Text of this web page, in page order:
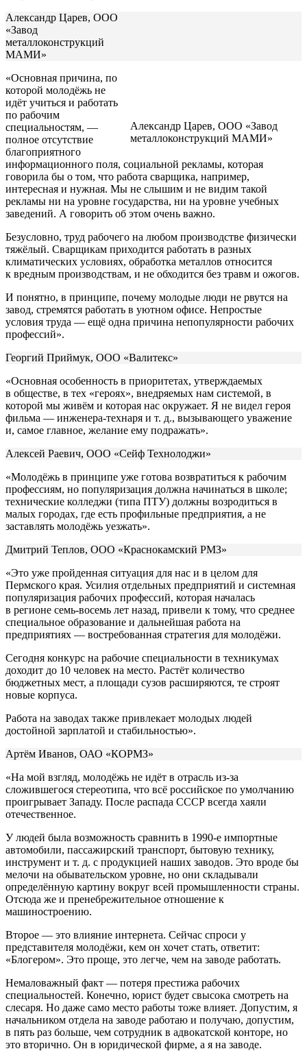
Александр Царев, ООО «Завод
металлоконструкций МАМИ»
Александр Царев, ООО
«Завод
металлоконструкций
МАМИ»
«Основная причина, по
которой молодёжь не
идёт учиться и работать
по рабочим
специальностям, —
полное отсутствие
благоприятного
информационного поля, социальной рекламы, которая
говорила бы о том, что работа сварщика, например,
интересная и нужная. Мы не слышим и не видим такой
рекламы ни на уровне государства, ни на уровне учебных
заведений. А говорить об этом очень важно.
Безусловно, труд рабочего на любом производстве физически
тяжёлый. Сварщикам приходится работать в разных
климатических условиях, обработка металлов относится
к вредным производствам, и не обходится без травм и ожогов.
И понятно, в принципе, почему молодые люди не рвутся на
завод, стремятся работать в уютном офисе. Непростые
условия труда — ещё одна причина непопулярности рабочих
профессий».
Георгий Приймук, ООО «Валитекс»
«Основная особенность в приоритетах, утверждаемых
в обществе, в тех «героях», внедряемых нам системой, в
которой мы живём и которая нас окружает. Я не видел героя
фильма — инженера-технаря и т. д., вызывающего уважение
и, самое главное, желание ему подражать».
Алексей Раевич, ООО «Сейф Технолоджи»
«Молодёжь в принципе уже готова возвратиться к рабочим
профессиям, но популяризация должна начинаться в школе;
технические колледжи (типа ПТУ) должны возродиться в
малых городах, где есть профильные предприятия, а не
заставлять молодёжь уезжать».
Дмитрий Теплов, ООО «Краснокамский РМЗ»
«Это уже пройденная ситуация для нас и в целом для
Пермского края. Усилия отдельных предприятий и системная
популяризация рабочих профессий, которая началась
в регионе семь-восемь лет назад, привели к тому, что среднее
специальное образование и дальнейшая работа на
предприятиях — востребованная стратегия для молодёжи.
Сегодня конкурс на рабочие специальности в техникумах
доходит до 10 человек на место. Растёт количество
бюджетных мест, а площади сузов расширяются, те строят
новые корпуса.
Работа на заводах также привлекает молодых людей
достойной зарплатой и стабильностью».
Артём Иванов, ОАО «КОРМЗ»
«На мой взгляд, молодёжь не идёт в отрасль из-за
сложившегося стереотипа, что всё российское по умолчанию
проигрывает Западу. После распада СССР всегда хаяли
отечественное.
У людей была возможность сравнить в 1990-е импортные
автомобили, пассажирский транспорт, бытовую технику,
инструмент и т. д. с продукцией наших заводов. Это вроде бы
мелочи на обывательском уровне, но они складывали
определённую картину вокруг всей промышленности страны.
Отсюда же и пренебрежительное отношение к
машиностроению.
Второе — это влияние интернета. Сейчас спроси у
представителя молодёжи, кем он хочет стать, ответит:
«Блогером». Это проще, это легче, чем на заводе работать.
Немаловажный факт — потеря престижа рабочих
специальностей. Конечно, юрист будет свысока смотреть на
слесаря. Но даже само место работы тоже влияет. Допустим, я
начальником отдела на заводе работаю и получаю, допустим,
в пять раз больше, чем сотрудник в адвокатской конторе, но
это вторично. Он в юридической фирме, а я на заводе.